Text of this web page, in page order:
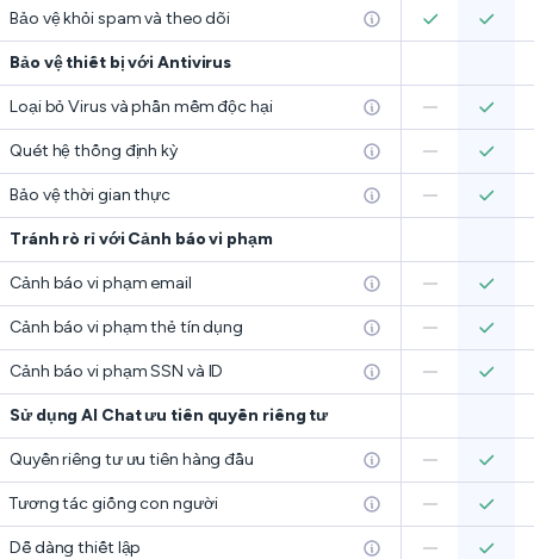
Bảo vệ khỏi spam và theo dõi
Bảo vệ thiết bị với Antivirus
Loại bỏ Virus và phần mềm độc hại
Quét hệ thống định kỳ
Bảo vệ thời gian thực
Tránh rò rỉ với Cảnh báo vi phạm
Cảnh báo vi phạm email
Cảnh báo vi phạm thẻ tín dụng
Cảnh báo vi phạm SSN và ID
Sử dụng AI Chat ưu tiên quyền riêng tư
Quyền riêng tư ưu tiên hàng đầu
Tương tác giống con người
Dễ dàng thiết lập